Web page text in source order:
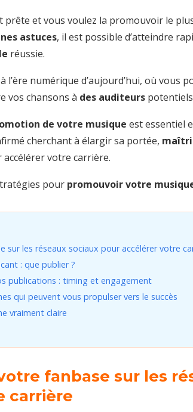
prête et vous voulez la promouvoir le
astuces, il est possible d’atteindre
réussie.
l’ère numérique d’aujourd’hui, où vous
vos chansons à des auditeurs
de votre musique est essentiel
cherchant à élargir sa portée,
votre carrière.
pour promouvoir votre
sur les réseaux sociaux pour accélérer votre
: que publier ?
publications : timing et engagement
qui peuvent vous propulser vers le succès
vraiment claire
fanbase sur les
carrière